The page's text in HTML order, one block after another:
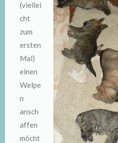
(viellei
cht
zum
ersten
Mal)
einen
Welpe
n
ansch
affen
möcht